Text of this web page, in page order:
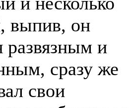
выпив, он
развязным и
сразу же
свои